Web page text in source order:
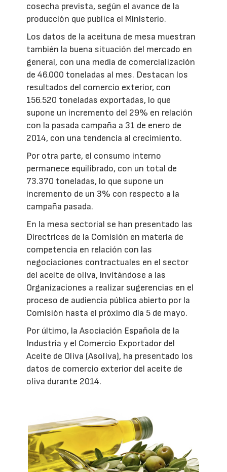
cosecha prevista, según el avance de la
producción que publica el Ministerio.
Los datos de la aceituna de mesa muestran
también la buena situación del mercado en
general, con una media de comercialización
de 46.000 toneladas al mes. Destacan los
resultados del comercio exterior, con
156.520 toneladas exportadas, lo que
supone un incremento del 29% en relación
con la pasada campaña a 31 de enero de
2014, con una tendencia al crecimiento.
Por otra parte, el consumo interno
permanece equilibrado, con un total de
73.370 toneladas, lo que supone un
incremento de un 3% con respecto a la
campaña pasada.
En la mesa sectorial se han presentado las
Directrices de la Comisión en materia de
competencia en relación con las
negociaciones contractuales en el sector
del aceite de oliva, invitándose a las
Organizaciones a realizar sugerencias en el
proceso de audiencia pública abierto por la
Comisión hasta el próximo día 5 de mayo.
Por último, la Asociación Española de la
Industria y el Comercio Exportador del
Aceite de Oliva (Asoliva), ha presentado los
datos de comercio exterior del aceite de
oliva durante 2014.